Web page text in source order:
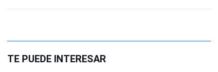
TE PUEDE INTERESAR